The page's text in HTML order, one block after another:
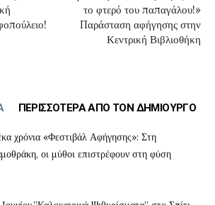
το φτερό του παπαγάλου!»
Παράσταση αφήγησης στην
Κεντρική Βιβλιοθήκη
ΠΕΡΙΣΣΟΤΕΡΑ ΑΠΟ ΤΟΝ ΔΗΜΙΟΥΡΓΟ
χρόνια «Φεστιβάλ Αφήγησης»: Στη
οι μύθοι επιστρέφουν στη φύση